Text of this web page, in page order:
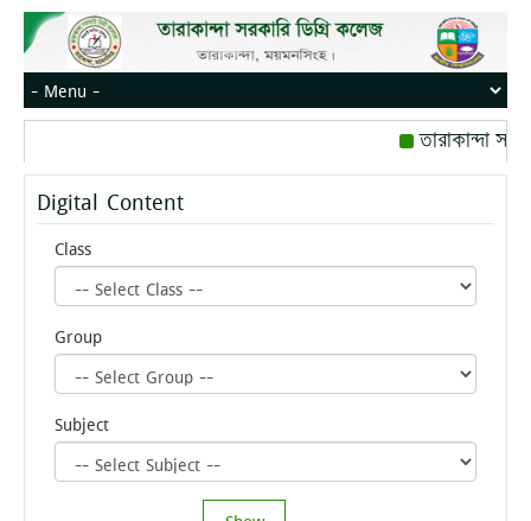
তারাকান্দা
রোজ বৃহস্পতিবার।
মোবাইল নম্বর:
Digital Content
Class
Group
Subject